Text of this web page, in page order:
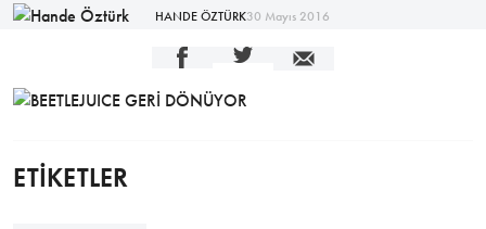
HANDE ÖZTÜRK30 Mayıs 2016
ETİKETLER